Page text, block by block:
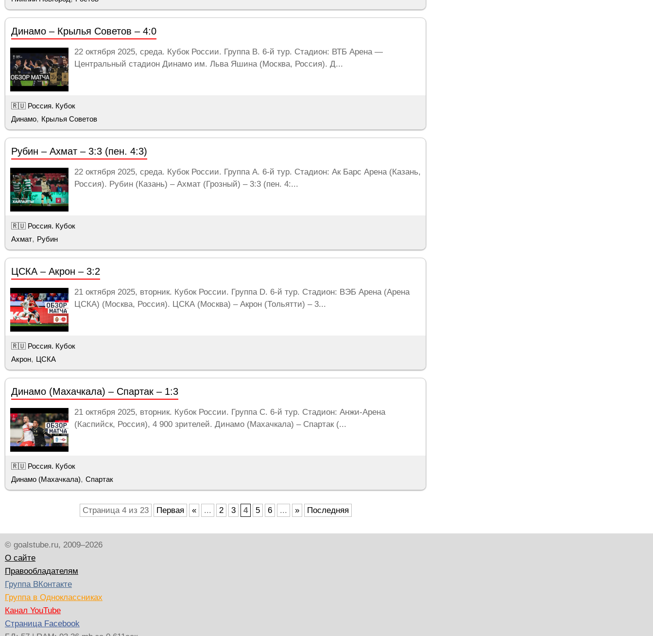
Динамо – Крылья Советов – 4:0
22 октября 2025, среда. Кубок России. Группа B. 6-й тур. Стадион: ВТБ Арена —
Центральный стадион Динамо им. Льва Яшина (Москва, Россия). Д...
🇷🇺 Россия. Кубок
Динамо, Крылья Советов
Рубин – Ахмат – 3:3 (пен. 4:3)
22 октября 2025, среда. Кубок России. Группа A. 6-й тур. Стадион: Ак Барс Арена (Казань,
Россия). Рубин (Казань) – Ахмат (Грозный) – 3:3 (пен. 4:...
🇷🇺 Россия. Кубок
Ахмат, Рубин
ЦСКА – Акрон – 3:2
21 октября 2025, вторник. Кубок России. Группа D. 6-й тур. Стадион: ВЭБ Арена (Арена
ЦСКА) (Москва, Россия). ЦСКА (Москва) – Акрон (Тольятти) – 3...
🇷🇺 Россия. Кубок
Акрон, ЦСКА
Динамо (Махачкала) – Спартак – 1:3
21 октября 2025, вторник. Кубок России. Группа C. 6-й тур. Стадион: Анжи-Арена
(Каспийск, Россия), 4 900 зрителей. Динамо (Махачкала) – Спартак (...
🇷🇺 Россия. Кубок
Динамо (Махачкала), Спартак
Страница 4 из 23 Первая « ... 2 3 4 5 6 ... » Последняя
© goalstube.ru, 2009–2026
О сайте
Правообладателям
Группа ВКонтакте
Группа в Одноклассниках
Канал YouTube
Страница Facebook